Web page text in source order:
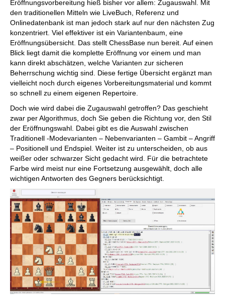
Eröffnungsvorbereitung hieß bisher vor allem: Zugauswahl. Mit
den traditionellen Mitteln wie LiveBuch, Referenz und
Onlinedatenbank ist man jedoch stark auf nur den nächsten Zug
konzentriert. Viel effektiver ist ein Variantenbaum, eine
Eröffnungsübersicht. Das stellt ChessBase nun bereit. Auf einen
Blick liegt damit die komplette Eröffnung vor einem und man
kann direkt abschätzen, welche Varianten zur sicheren
Beherrschung wichtig sind. Diese fertige Übersicht ergänzt man
vielleicht noch durch eigenes Vorbereitungsmaterial und kommt
so schnell zu einem eigenen Repertoire.
Doch wie wird dabei die Zugauswahl getroffen? Das geschieht
zwar per Algorithmus, doch Sie geben die Richtung vor, den Stil
der Eröffnungswahl. Dabei gibt es die Auswahl zwischen
Traditionell -Modevarianten – Nebenvarianten – Gambit – Angriff
– Positionell und Endspiel. Weiter ist zu unterscheiden, ob aus
weißer oder schwarzer Sicht gedacht wird. Für die betrachtete
Farbe wird meist nur eine Fortsetzung ausgewählt, doch alle
wichtigen Antworten des Gegners berücksichtigt.